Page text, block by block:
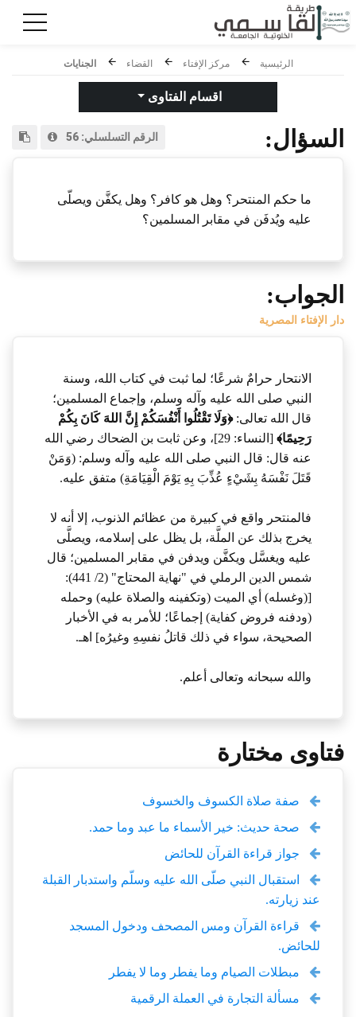
الرئيسية مركز الإفتاء القضاء الجنايات
اقسام الفتاوى
السؤال: الرقم التسلسلي: 56
ما حكم المنتحر؟ وهل هو كافر؟ وهل يكفَّن ويصلَّى
عليه ويُدفَن في مقابر المسلمين؟
الجواب:
دار الإفتاء المصرية
الانتحار حرامٌ شرعًا؛ لما ثبت في كتاب الله، وسنة
النبي صلى الله عليه وآله وسلم، وإجماع المسلمين؛
قال الله تعالى:﴿وَلَا تَقْتُلُوا أَنْفُسَكُمْ إِنَّ اللهَ كَانَ بِكُمْ
رَحِيمًا﴾
[النساء: 29]، وعن ثابت بن الضحاك رضي الله
عنه قال: قال النبي صلى الله عليه وآله وسلم: (وَمَنْ
قَتَلَ نَفْسَهُ بِشَيْءٍ عُذِّبَ بِهِ يَوْمَ الْقِيَامَةِ) متفق عليه.
فالمنتحر واقع في كبيرة من عظائم الذنوب، إلا أنه لا
يخرج بذلك عن الملَّة، بل يظل على إسلامه، ويصلَّى
عليه ويغسَّل ويكفَّن ويدفن في مقابر المسلمين؛ قال
شمس الدين الرملي في "نهاية المحتاج" (2/ 441):
[(وغسله) أي الميت (وتكفينه والصلاة عليه) وحمله
(ودفنه فروض كفاية) إجماعًا؛ للأمر به في الأخبار
الصحيحة، سواء في ذلك قاتلُ نفسِهِ وغيرُه] اهـ.
والله سبحانه وتعالى أعلم.
فتاوى مختارة
صفة صلاة الكسوف والخسوف
صحة حديث: خير الأسماء ما عبد وما حمد.
جواز قراءة القرآن للحائض
استقبال النبي صلّى الله عليه وسلّم واستدبار القبلة
عند زيارته.
قراءة القرآن ومس المصحف ودخول المسجد
للحائض.
مبطلات الصيام وما يفطر وما لا يفطر
مسألة التجارة في العملة الرقمية